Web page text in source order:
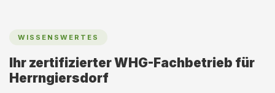
WISSENSWERTES
Ihr zertifizierter WHG-Fachbetrieb für
Herrngiersdorf